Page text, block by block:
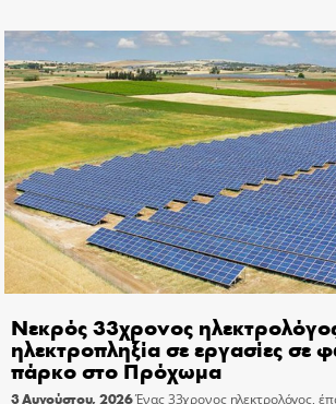
Νεκρός 33χρονος
ηλεκτροπληξία σε εργασίες σε
πάρκο στο Πρόχωμα
3 Αυγούστου, 2026Ένας 33χρονος ηλεκτρολόγος,